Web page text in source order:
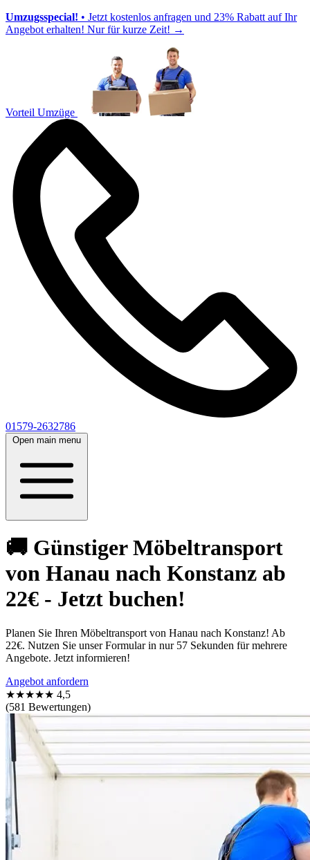
Umzugsspecial! • Jetzt kostenlos anfragen und 23% Rabatt auf Ihr
Angebot erhalten! Nur für kurze Zeit! →
Vorteil Umzüge
01579-2632786
Open main menu
🚚 Günstiger Möbeltransport
von Hanau nach Konstanz ab
22€ - Jetzt buchen!
Planen Sie Ihren Möbeltransport von Hanau nach Konstanz! Ab
22€. Nutzen Sie unser Formular in nur 57 Sekunden für mehrere
Angebote. Jetzt informieren!
Angebot anfordern
★★★★★ 4,5
(581 Bewertungen)